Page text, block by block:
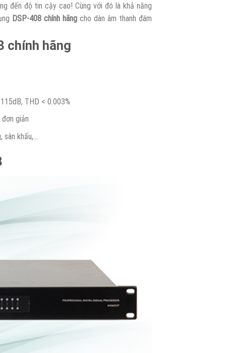
đến độ tin cậy cao! Cùng với đó là khả năng
DSP-408 chính hãng cho dàn âm thanh đám
chính hãng
THD < 0.003%
giản
sân khấu,…